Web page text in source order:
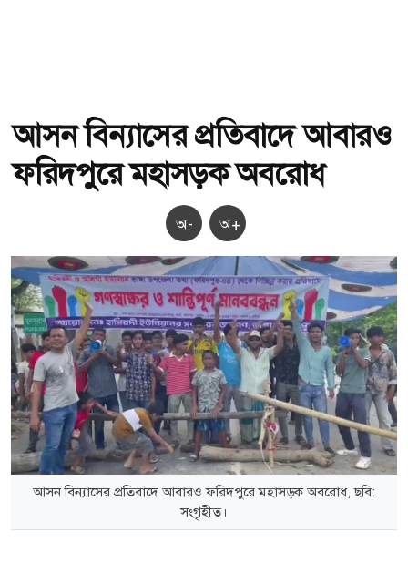
আসন বিন্যাসের প্রতিবাদে আবারও
ফরিদপুরে মহাসড়ক অবরোধ
অ- অ+
আসন বিন্যাসের প্রতিবাদে আবারও ফরিদপুরে মহাসড়ক অবরোধ, ছবি:
সংগৃহীত।